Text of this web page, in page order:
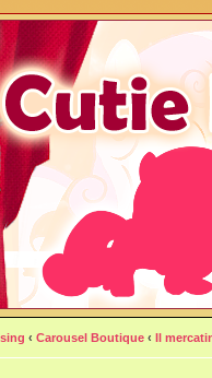
‹ Carousel Boutique ‹ Il